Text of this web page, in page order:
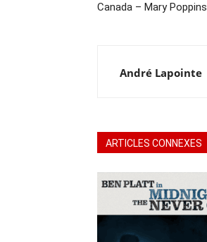
Canada – Mary Poppins
André Lapointe
ARTICLES CONNEXES